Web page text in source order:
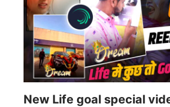
New Life goal special